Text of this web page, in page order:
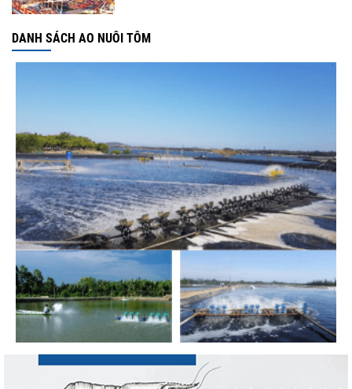
Thuế Mục 301 và bài toán thích ứng của
tôm Việt tại thị...
Xuất khẩu cá tra sang CPTPP: Mở rộng cơ
hội cho hàng giá trị...
Xuất khẩu cá ngừ Việt Nam sang Canada
tăng nhẹ, áp lực mới...
DANH SÁCH AO NUÔI TÔM